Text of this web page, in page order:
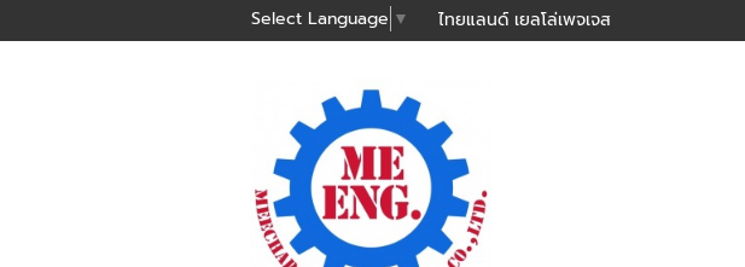
Select Language ▼ ไทยแลนด์ เยลโล่เพจเจส